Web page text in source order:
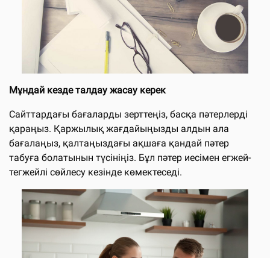
Мұндай кезде талдау жасау керек
Сайттардағы бағаларды зерттеңіз, басқа пәтерлерді
қараңыз. Қаржылық жағдайыңызды алдын ала
бағалаңыз, қалтаңыздағы ақшаға қандай пәтер
табуға болатынын түсініңіз. Бұл пәтер иесімен егжей-
тегжейлі сөйлесу кезінде көмектеседі.